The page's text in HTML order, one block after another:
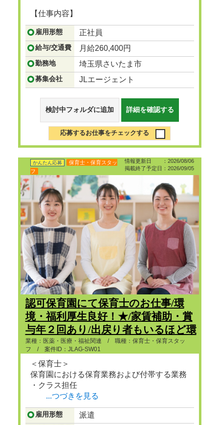
【仕事内容】
...つづきを見る
雇用形態 正社員
給与/交通費 月給260,400円
勤務地 埼玉県さいたま市
募集会社 JLエージェント
検討中フォルダに追加 詳細を確認する
応募するお仕事をチェックする
情報更新日 ：2026/08/06
掲載終了予定日：2026/09/05
かんたん応募
保育士・保育スタッ
フ
認可保育園にて保育士のお仕事/環
境・福利厚生良好！★/家賃補助・賞
与年２回あり/出戻り者もいるほど環
境が良い！
業種：医薬・医療・福祉関連 / 職種：保育士・保育スタッ
フ / 案件ID：JLAG-SW01
＜保育士＞
保育園における保育業務および付帯する業務
・クラス担任
...つづきを見る
雇用形態 派遣